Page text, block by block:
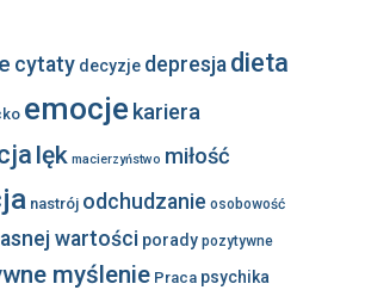
cytaty decyzje depresja dieta
emocje kariera
lęk macierzyństwo miłość
nastrój odchudzanie osobowość
wartości porady pozytywne
myślenie Praca psychika